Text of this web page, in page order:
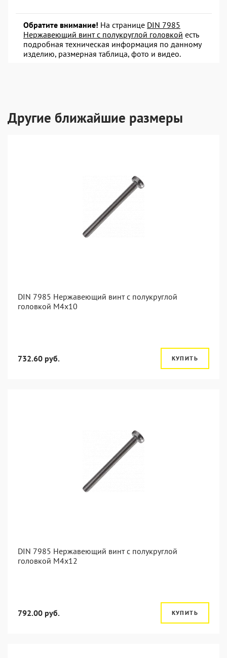
Обратите внимание! На странице DIN 7985
Нержавеющий винт с полукруглой головкой есть
подробная техническая информация по данному
изделию, размерная таблица, фото и видео.
Другие ближайшие размеры
DIN 7985 Нержавеющий винт с полукруглой
головкой М4х10
732.60 руб. КУПИТЬ
DIN 7985 Нержавеющий винт с полукруглой
головкой М4х12
792.00 руб. КУПИТЬ